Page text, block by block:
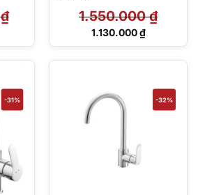
₫
₫.
1.550.000₫
Giá
1.130.000₫
Giá
1.130.000 ₫.
-31% -32%